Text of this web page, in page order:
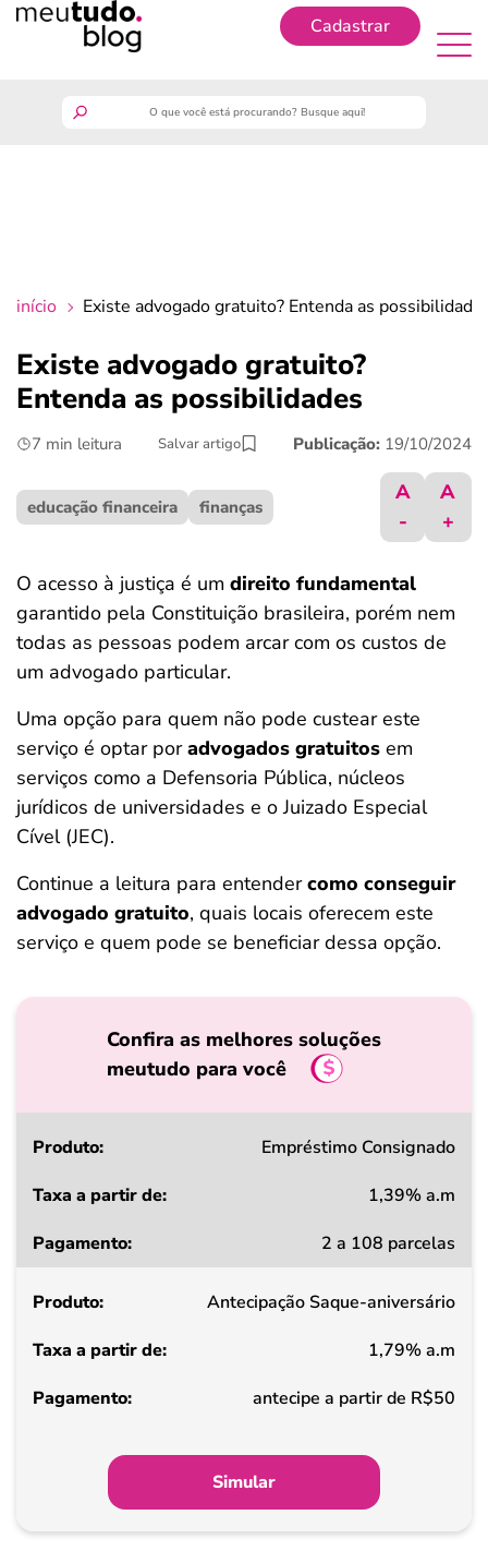
Cadastrar
crédito fácil
últimas notícias
ferramentas
início Existe advogado gratuito? Entenda as
Existe advogado gratuito?
Entenda as possibilidades
7 min leitura Salvar artigo Publicação: 19/10/2024
educação financeira finanças
A
-
A
+
O acesso à justiça é um direito fundamental
garantido pela Constituição brasileira, porém nem
todas as pessoas podem arcar com os custos de
um advogado particular.
Uma opção para quem não pode custear este
serviço é optar poradvogados gratuitos em
serviços como a Defensoria Pública, núcleos
jurídicos de universidades e o Juizado Especial
Cível (JEC).
Continue a leitura para entendercomo conseguir
advogado gratuito, quais locais oferecem este
serviço e quem pode se beneficiar dessa opção.
Confira as melhores soluções
meutudo para você
Produto
a
de
Pagamento
Empréstimo Consignado
1,39% a.m
2 a 108 parcelas
Antecipação Saque-aniversário
1,79% a.m
antecipe a partir de R$50
Simular